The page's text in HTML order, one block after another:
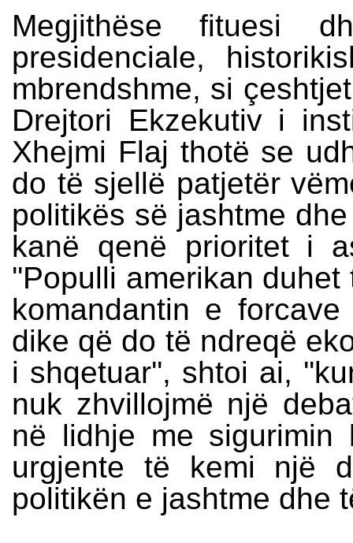
Megjithëse fituesi
presidenciale,
mbrendshme, si
Drejtori Ekzekutiv i
Xhejmi Flaj thotë se
do të sjellë patjetër
politikës së jashtme
kanë qenë prioritet i
''Populli amerikan
komandantin e
dike që do të ndreqë
i shqetuar'', shtoi ai,
nuk zhvillojmë një
në lidhje me
urgjente të kemi një
politikën e jashtme dhe